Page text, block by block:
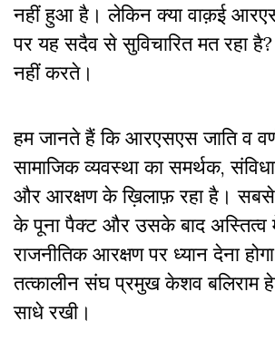
नहीं हुआ है। लेकिन क्या वाक़ई
पर यह सदैव से सुविचारित मत रहा
नहीं करते।
हम जानते हैं कि आरएसएस जाति व
सामाजिक व्यवस्था का समर्थक,
और आरक्षण के ख़िलाफ़ रहा है।
के पूना पैक्ट और उसके बाद
राजनीतिक आरक्षण पर ध्यान देना
तत्कालीन संघ प्रमुख केशव बलिराम
साधे रखी।